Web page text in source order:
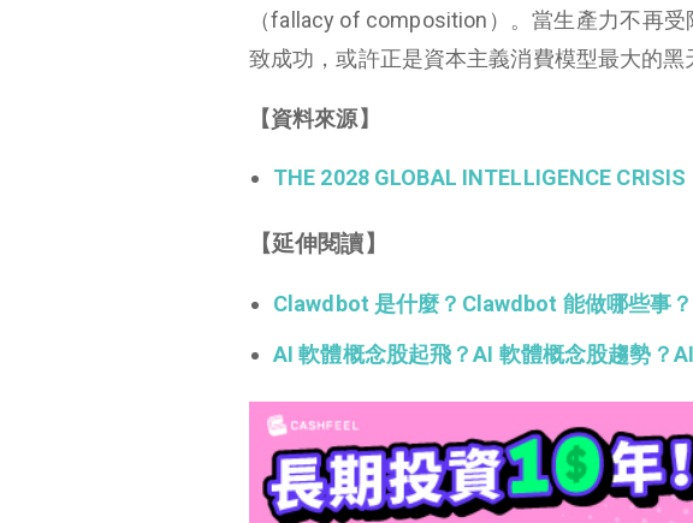
（fallacy of composition）。當生產力不再
致成功，或許正是資本主義消費模型最大的黑
【資料來源】
THE 2028 GLOBAL INTELLIGENCE CRISIS
【延伸閱讀】
Clawdbot 是什麼？Clawdbot 能做哪些事
AI 軟體概念股起飛？AI 軟體概念股趨勢？